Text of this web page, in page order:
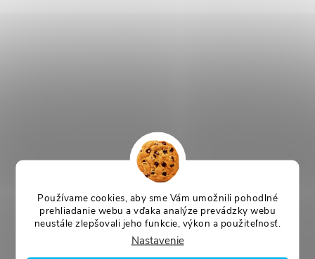
Používame cookies, aby sme Vám umožnili pohodlné
prehliadanie webu a vďaka analýze prevádzky webu
neustále zlepšovali jeho funkcie, výkon a použiteľnosť.
Nastavenie